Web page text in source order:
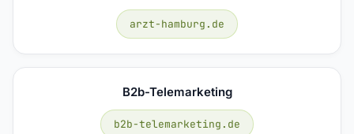
arzt-hamburg.de
B2b-Telemarketing
b2b-telemarketing.de